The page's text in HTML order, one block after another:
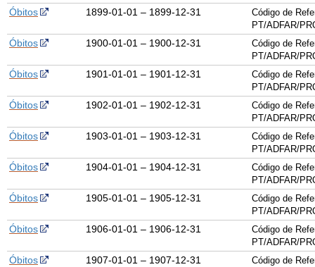
Óbitos 1899-01-01 – 1899-12-31
Código de
PT/ADFAR/
Óbitos 1900-01-01 – 1900-12-31
Código de
PT/ADFAR/
Óbitos 1901-01-01 – 1901-12-31
Código de
PT/ADFAR/
Óbitos 1902-01-01 – 1902-12-31
Código de
PT/ADFAR/
Óbitos 1903-01-01 – 1903-12-31
Código de
PT/ADFAR/
Óbitos 1904-01-01 – 1904-12-31
Código de
PT/ADFAR/
Óbitos 1905-01-01 – 1905-12-31
Código de
PT/ADFAR/
Óbitos 1906-01-01 – 1906-12-31
Código de
PT/ADFAR/
Óbitos 1907-01-01 – 1907-12-31
Código de